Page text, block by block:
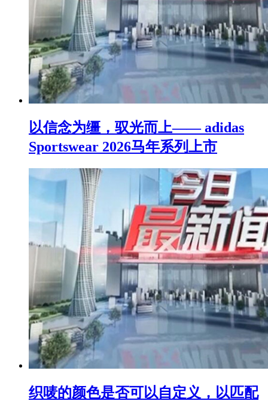
以信念为缰，驭光而上—— adidas
Sportswear 2026马年系列上市
织唛的颜色是否可以自定义，以匹配